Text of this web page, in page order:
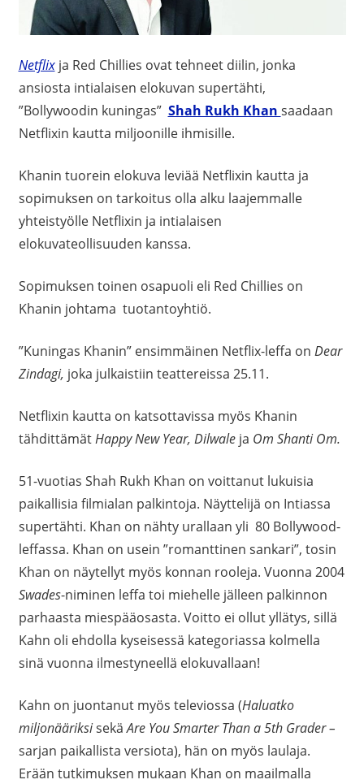
Netflixja Red Chillies ovat tehneet diilin, jonka
ansiosta intialaisen elokuvan supertähti,
”Bollywoodin kuningas” Shah Rukh Khan saadaan
Netflixin kautta miljoonille ihmisille.
Khanin tuorein elokuva leviää Netflixin kautta ja
sopimuksen on tarkoitus olla alku laajemmalle
yhteistyölle Netflixin ja intialaisen
elokuvateollisuuden kanssa.
Sopimuksen toinen osapuoli eli Red Chillies on
Khanin johtama tuotantoyhtiö.
”Kuningas Khanin” ensimmäinen Netflix-leffa on Dear
Zindagi, joka julkaistiin teattereissa 25.11.
Netflixin kautta on katsottavissa myös Khanin
tähdittämätHappy New Year, Dilwale ja Om Shanti Om.
51-vuotias Shah Rukh Khan on voittanut lukuisia
paikallisia filmialan palkintoja. Näyttelijä on Intiassa
supertähti. Khan on nähty urallaan yli 80 Bollywood-
leffassa. Khan on usein ”romanttinen sankari”, tosin
Khan on näytellyt myös konnan rooleja. Vuonna 2004
Swades-niminen leffa toi miehelle jälleen palkinnon
parhaasta miespääosasta. Voitto ei ollut yllätys, sillä
Kahn oli ehdolla kyseisessä kategoriassa kolmella
sinä vuonna ilmestyneellä elokuvallaan!
Kahn on juontanut myös televiossa (Haluatko
miljonääriksisekäAre You Smarter Than a 5th Grader –
sarjan paikallista versiota), hän on myös laulaja.
Erään tutkimuksen mukaan Khan on maailmalla